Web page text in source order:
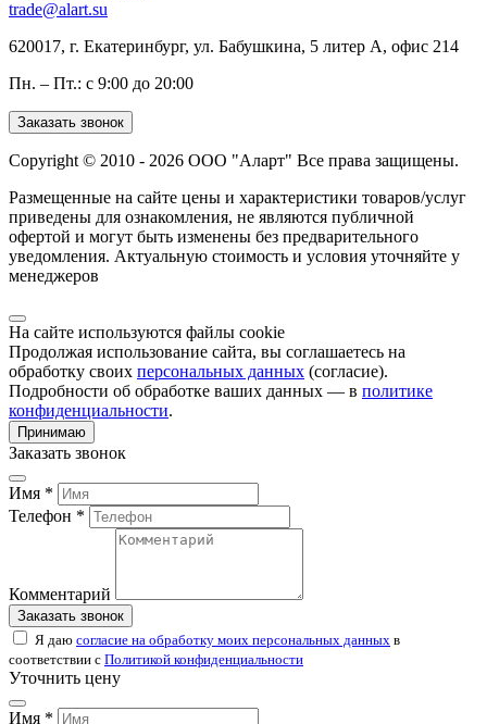
trade@alart.su
620017, г. Екатеринбург, ул. Бабушкина, 5 литер А, офис 214
Пн. – Пт.: с 9:00 до 20:00
Заказать звонок
Copyright © 2010 - 2026 ООО "Аларт" Все права защищены.
Размещенные на сайте цены и характеристики товаров/услуг
приведены для ознакомления, не являются публичной
офертой и могут быть изменены без предварительного
уведомления. Актуальную стоимость и условия уточняйте у
менеджеров
На сайте используются файлы cookie
Продолжая использование сайта, вы соглашаетесь на
обработку своих персональных данных (согласие).
Подробности об обработке ваших данных — в политике
конфиденциальности.
Принимаю
Заказать звонок
Имя *
Телефон *
Комментарий
Заказать звонок
Я даю согласие на обработку моих персональных данных в
соответствии с Политикой конфиденциальности
Уточнить цену
Имя *